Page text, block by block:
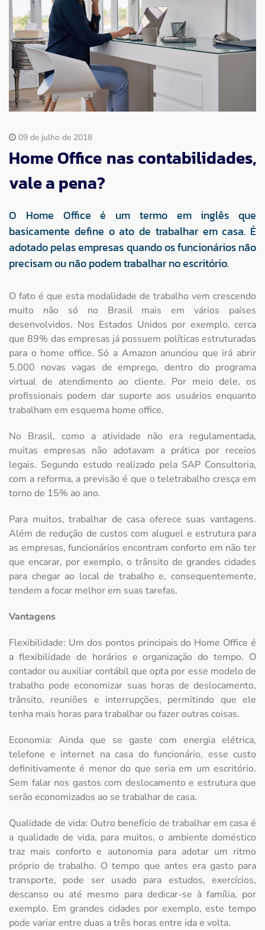
Imprensa
Contato
09 de julho de 2018
Home Office nas contabilidades,
vale a pena?
O Home Office é um termo em inglês que
basicamente define o ato de trabalhar em casa. É
adotado pelas empresas quando os funcionários não
precisam ou não podem trabalhar no escritório.
O fato é que esta modalidade de trabalho vem crescendo
muito não só no Brasil mais em vários países
desenvolvidos. Nos Estados Unidos por exemplo, cerca
que 89% das empresas já possuem políticas estruturadas
para o home office. Só a Amazon anunciou que irá abrir
5.000 novas vagas de emprego, dentro do programa
virtual de atendimento ao cliente. Por meio dele, os
profissionais podem dar suporte aos usuários enquanto
trabalham em esquema home office.
No Brasil, como a atividade não era regulamentada,
muitas empresas não adotavam a prática por receios
legais. Segundo estudo realizado pela SAP Consultoria,
com a reforma, a previsão é que o teletrabalho cresça em
torno de 15% ao ano.
Para muitos, trabalhar de casa oferece suas vantagens.
Além de redução de custos com aluguel e estrutura para
as empresas, funcionários encontram conforto em não ter
que encarar, por exemplo, o trânsito de grandes cidades
para chegar ao local de trabalho e, consequentemente,
tendem a focar melhor em suas tarefas.
Vantagens
Flexibilidade: Um dos pontos principais do Home Office é
a flexibilidade de horários e organização do tempo. O
contador ou auxiliar contábil que opta por esse modelo de
trabalho pode economizar suas horas de deslocamento,
trânsito, reuniões e interrupções, permitindo que ele
tenha mais horas para trabalhar ou fazer outras coisas.
Economia: Ainda que se gaste com energia elétrica,
telefone e internet na casa do funcionário, esse custo
definitivamente é menor do que seria em um escritório.
Sem falar nos gastos com deslocamento e estrutura que
serão economizados ao se trabalhar de casa.
Qualidade de vida: Outro benefício de trabalhar em casa é
a qualidade de vida, para muitos, o ambiente doméstico
traz mais conforto e autonomia para adotar um ritmo
próprio de trabalho. O tempo que antes era gasto para
transporte, pode ser usado para estudos, exercícios,
descanso ou até mesmo para dedicar-se à família, por
exemplo. Em grandes cidades por exemplo, este tempo
pode variar entre duas a três horas entre ida e volta.